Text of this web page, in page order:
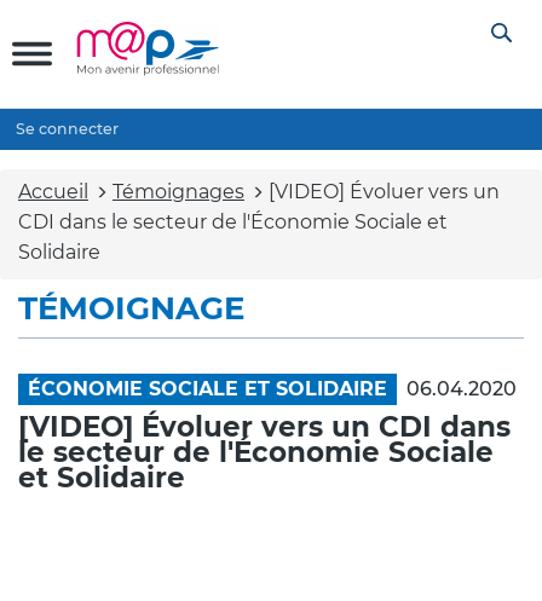
Se connecter
Accueil Témoignages
[VIDEO] Évoluer vers un
CDI dans le secteur de l'Économie Sociale et
Solidaire
TÉMOIGNAGE
ÉCONOMIE SOCIALE ET SOLIDAIRE 06.04.2020
[VIDEO] Évoluer vers un CDI dans
le secteur de l'Économie Sociale
et Solidaire